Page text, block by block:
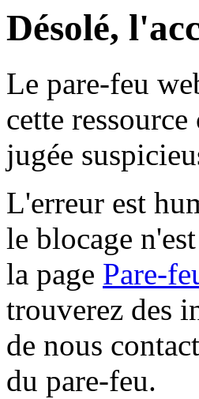
Désolé,
Le pare-feu
cette
jugée
L'erreur est
le blocage
la page Pare-
trouverez des
de nous
du pare-feu.